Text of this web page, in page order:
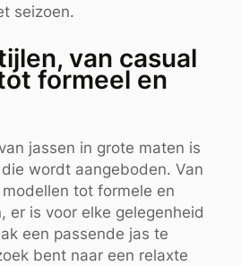
seizoen.
van casual
formeel en
jassen in grote maten is
wordt aangeboden. Van
tot formele en
er is voor elke gelegenheid
een passende jas te
bent naar een relaxte